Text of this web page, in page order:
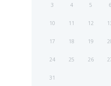
3 4 5 6
10 11 12
17 18 19
24 25 26
31